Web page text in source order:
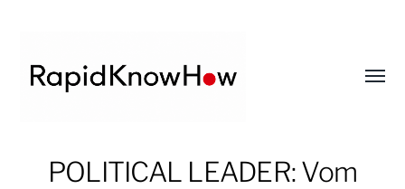
RapidKnowHow
POLITICAL LEADER: Vom